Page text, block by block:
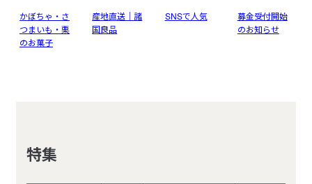
かぼちゃ・さ
つまいも・栗
のお菓子
産地直送｜諸
国良品
SNSで人気
募金受付開始
のお知らせ
特集